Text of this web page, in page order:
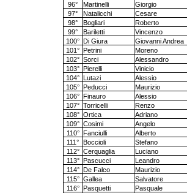
96°
Martinelli
Giorgio
97°
Natalicchi
Cesare
98°
Bogliari
Roberto
99°
Bariletti
Vincenzo
100° Di Giura
Giovanni Andrea
101° Petrini
Moreno
102° Sorci
Alessandro
103° Pierelli
Vinicio
104° Lutazi
Alessio
105° Peducci
Maurizio
106° Finauro
Alessio
107° Torricelli
Renzo
108° Ortica
Adriano
109° Cosimi
Angelo
110° Fanciulli
Alberto
111° Boccioli
Stefano
112° Cerquaglia
Luciano
113° Pascucci
Leandro
114° De Falco
Maurizio
115° Gallea
Salvatore
116° Pasquetti
Pasquale